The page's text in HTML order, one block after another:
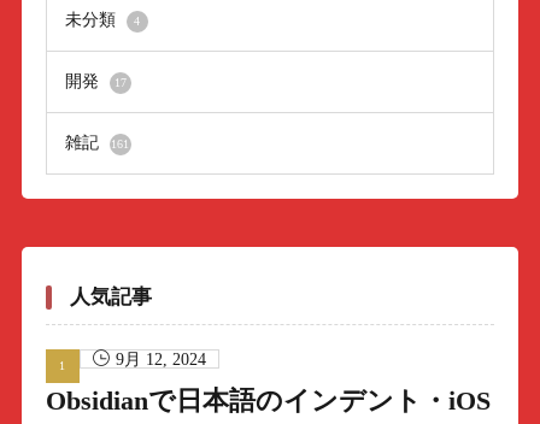
未分類 4
開発 17
雑記 161
人気記事
9月 12, 2024
Obsidianで日本語のインデント・iOS